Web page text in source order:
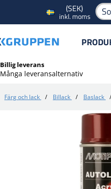
(SEK)
inkl. moms
Billig leverans
Många leveransalternativ
Färg och lack / Billack / Baslack /